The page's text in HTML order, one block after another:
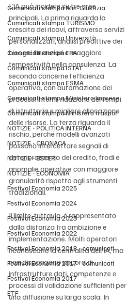
Comunicati stampa Min. Giustizia
Comunicati stampa TURISMO
Comunicati stampa Università
Comunicati stampa EBA
Comunicati stampa ISTAT
Comunicati stampa ESMA
Comunicati stampa Ministero Imprese
Comunicati stampa Ministero traspor
NOTIZIE - POLITICA INTERNA
NOTIZIE - CRONACA
NOTIZIE - ESTERI
NOTIZIE - ECONOMIA
Festival Economia 2025
Festival Economia 2024
Festival Economia 2023
Festival Economia 2022
Festival Economia 2018 - comunicati
Festival Economia 2017 - comunicati
Festival Economia 2017
ETF
L’IA può incidere su tre aree
principali. La prima riguarda la
crescita dei ricavi, attraverso servizi
personalizzati, analisi predittive dei
bisogni finanziari e maggiore
tempestività nella consulenza. La
seconda concerne l’efficienza
operativa, con automazione dei
processi interni, riduzione dei tempi
di istruttoria e migliore allocazione
delle risorse. La terza riguarda il
rischio, perché modelli avanzati
possono intercettare segnali di
deterioramento del credito, frodi e
anomalie operative con maggiore
granularità rispetto agli strumenti
tradizionali.
Il limite, tuttavia, è rappresentato
dalla distanza tra ambizione e
implementazione. Molti operatori
riconoscono la centralità dell’IA, ma
non dispongono ancora di
infrastrutture dati, competenze e
processi di validazione sufficienti per
una diffusione su larga scala. In